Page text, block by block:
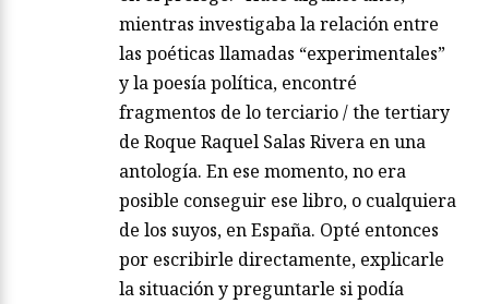
mientras investigaba la relación entre
las poéticas llamadas “experimentales”
y la poesía política, encontré
fragmentos de lo terciario / the tertiary
de Roque Raquel Salas Rivera en una
antología. En ese momento, no era
posible conseguir ese libro, o cualquiera
de los suyos, en España. Opté entonces
por escribirle directamente, explicarle
la situación y preguntarle si podía